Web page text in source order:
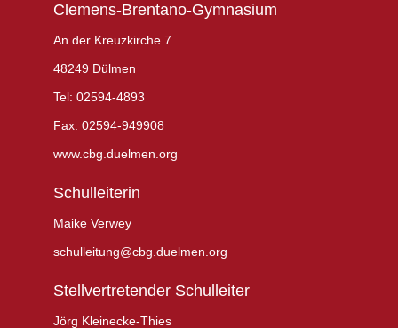
Clemens-Brentano-Gymnasium
An der Kreuzkirche 7
48249 Dülmen
Tel: 02594-4893
Fax: 02594-949908
www.cbg.duelmen.org
Schulleiterin
Maike Verwey
schulleitung@cbg.duelmen.org
Stellvertretender Schulleiter
Jörg Kleinecke-Thies